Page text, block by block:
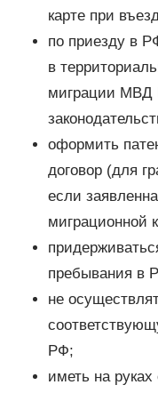
карте при
по приезду в
в
миграции МВД
оформить
договор (для
если
миграционной
пребывания в
не
РФ;
иметь на